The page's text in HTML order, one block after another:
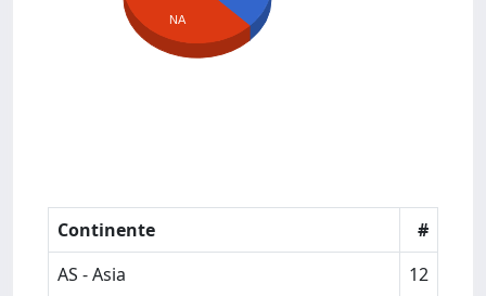
NA
Continente
#
AS - Asia
12